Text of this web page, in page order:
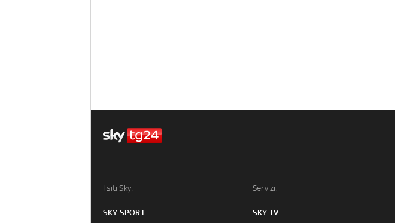
I siti Sky:
SKY SPORT
Servizi:
SKY TV